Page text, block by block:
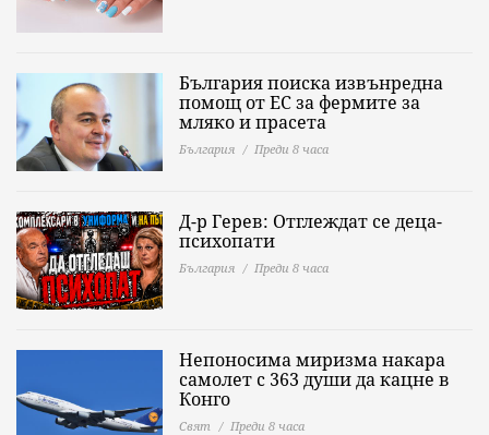
България поиска извънредна
помощ от ЕС за фермите за
мляко и прасета
България Преди 8 часа
Д-р Герев: Отглеждат се деца-
психопати
България Преди 8 часа
Непоносима миризма накара
самолет с 363 души да кацне в
Конго
Свят Преди 8 часа